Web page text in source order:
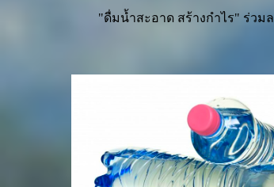
"ดื่มน้ำสะอาด สร้างกำไร" ร่ว